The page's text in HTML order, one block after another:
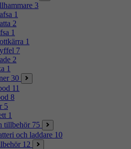
3
1
2
1
1
7
2
1
30
11
8
5
1
tillbehör 75
och laddare 10
12